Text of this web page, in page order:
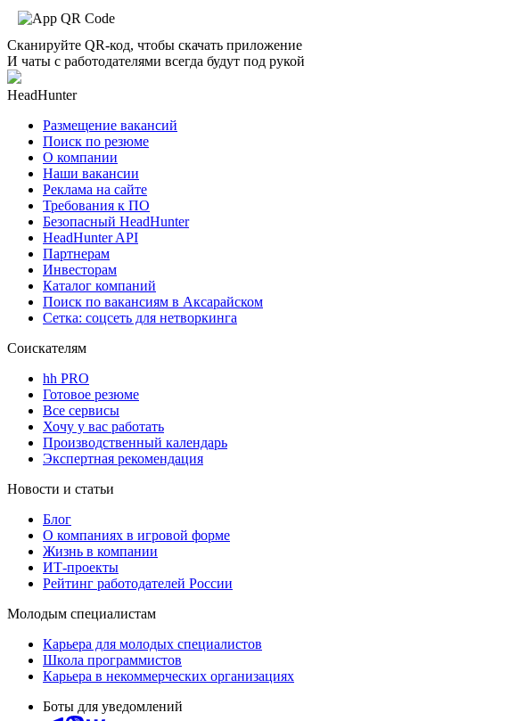
Сканируйте QR-код, чтобы скачать приложение
И чаты с работодателями всегда будут под рукой
HeadHunter
Размещение вакансий
Поиск по резюме
О компании
Наши вакансии
Реклама на сайте
Требования к ПО
Безопасный HeadHunter
HeadHunter API
Партнерам
Инвесторам
Каталог компаний
Поиск по вакансиям в Аксарайском
Сетка: соцсеть для нетворкинга
Соискателям
hh PRO
Готовое резюме
Все сервисы
Хочу у вас работать
Производственный календарь
Экспертная рекомендация
Новости и статьи
Блог
О компаниях в игровой форме
Жизнь в компании
ИТ-проекты
Рейтинг работодателей России
Молодым специалистам
Карьера для молодых специалистов
Школа программистов
Карьера в некоммерческих организациях
Боты для уведомлений